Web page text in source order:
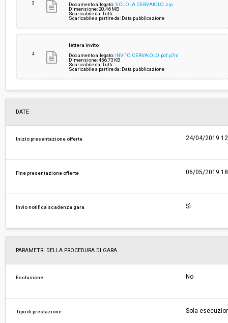
3
Documento allegato: SCUOLA CERVAIOLO.zip
Dimensione: 20.46 MB
Scaricabile da: Tutti
Scaricabile a partire da: Data pubblicazione
4
lettera invito
Documento allegato: INVITO CERVAIOLO.pdf.p7m
Dimensione: 456.73 KB
Scaricabile da: Tutti
Scaricabile a partire da: Data pubblicazione
DATE
Inizio presentazione offerte 24/04/2019
Fine presentazione offerte 06/05/2019
Invio notifica scadenza gara Sì
PARAMETRI DELLA PROCEDURA DI GARA
Esclusione No
Tipo di prestazione Sola